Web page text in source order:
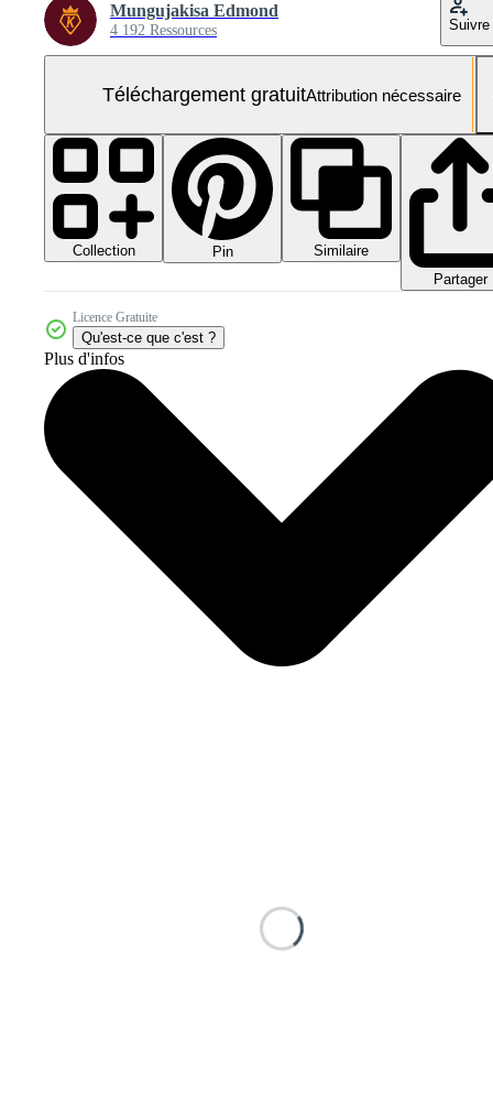
Mungujakisa Edmond
4 192 Ressources Suivre
Téléchargement gratuitAttribution nécessaire
Collection Pin
Similaire
Partager
Licence Gratuite
Qu'est-ce que c'est ?
Plus d'infos